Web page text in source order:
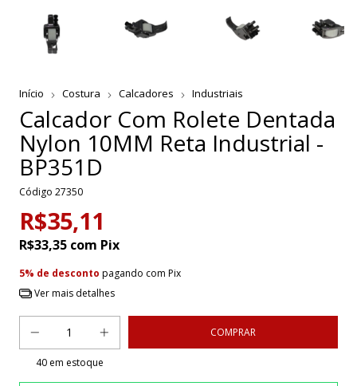
Início Costura Calcadores Industriais
Calcador Com Rolete Dentada
Nylon 10MM Reta Industrial -
BP351D
Código 27350
R$35,11
R$33,35 com Pix
5% de desconto pagando com Pix
Ver mais detalhes
40em estoque